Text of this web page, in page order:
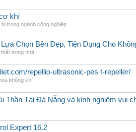
khí
bị trong ngành công nghiệp
Chọn Bền Đẹp, Tiện Dụng Cho
thất trong nhà
repellio-ultrasonic-pes t-repeller/
không khí
Thần Tài Đà Nẵng và kinh nghiệm vui
Expert 16.2